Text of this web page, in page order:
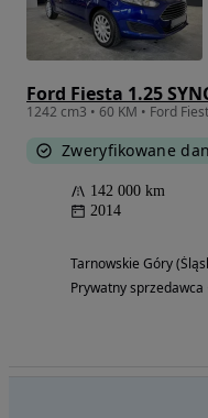
Ford Fiesta 1.25
1242 cm3 • 60 KM • Ford
Zweryfikowane
142 000 km
2014
Tarnowskie Góry
Prywatny sprzedawca